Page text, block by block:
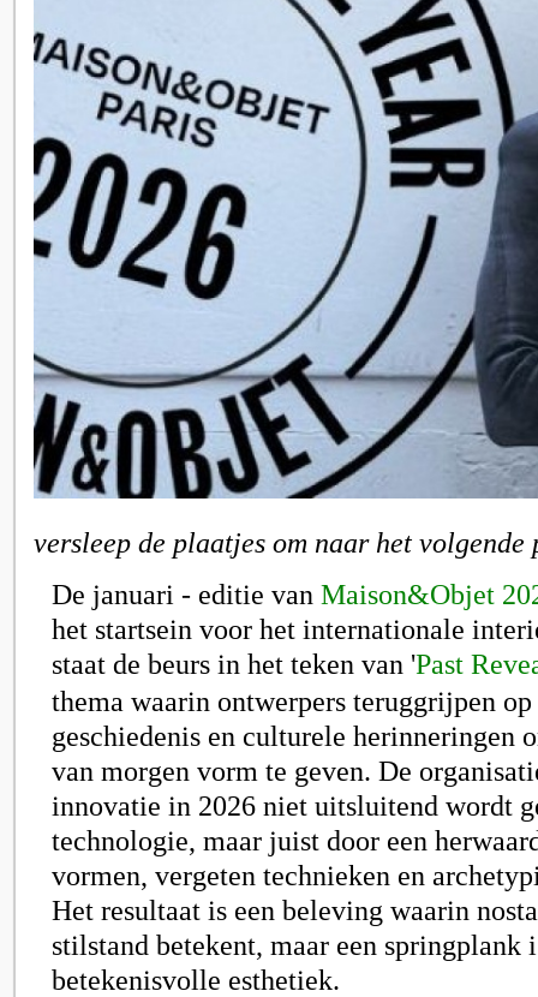
versleep de plaatjes om naar het
De januari - editie van Maison&Objet
het startsein voor het internationale
staat de beurs in het teken van 'Past
thema waarin ontwerpers teruggrijpen
geschiedenis en culturele herinneringen
van morgen vorm te geven. De
innovatie in 2026 niet uitsluitend wordt
technologie, maar juist door een
vormen, vergeten technieken en
Het resultaat is een beleving waarin
stilstand betekent, maar een springplank
betekenisvolle esthetiek.